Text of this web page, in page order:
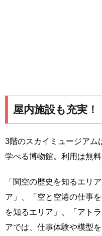
屋内施設も充実！
3階のスカイミュージアム
学べる博物館。利用は無料
「関空の歴史を知るエリ
ア」、「空と空港の仕事
を知るエリア」、「アト
アでは、仕事体験や模型